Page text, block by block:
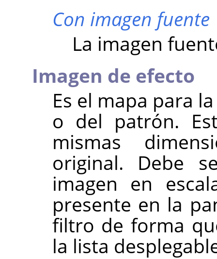
Con imagen fuente
La imagen
Imagen de efecto
Es el mapa para
o del patrón.
mismas
original. Debe
imagen en
presente en la
filtro de forma
la lista